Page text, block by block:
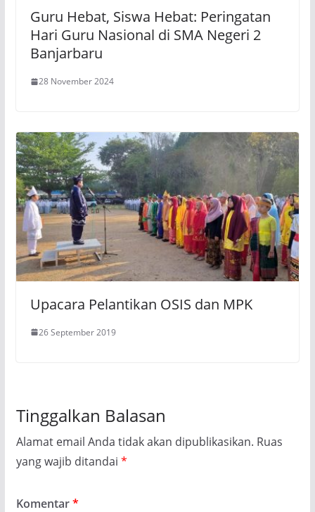
Guru Hebat, Siswa Hebat: Peringatan
Hari Guru Nasional di SMA Negeri 2
Banjarbaru
28 November 2024
Upacara Pelantikan OSIS dan MPK
26 September 2019
Tinggalkan Balasan
Alamat email Anda tidak akan dipublikasikan. Ruas
yang wajib ditandai *
Komentar*